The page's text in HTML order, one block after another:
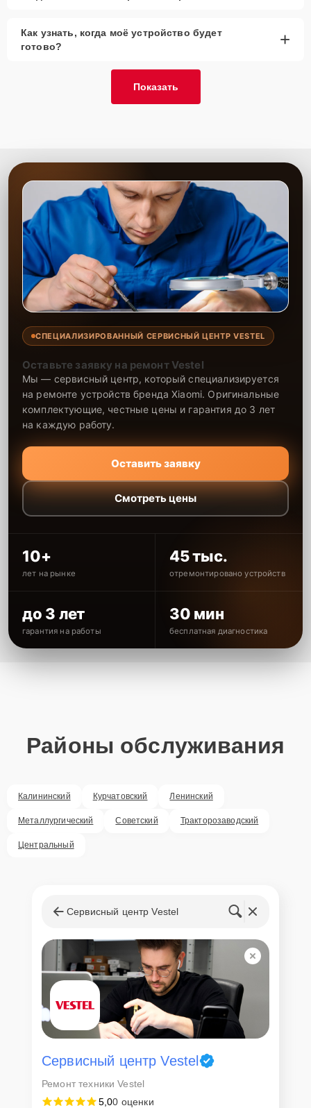
Как узнать, когда моё устройство будет
готово?
+
Показать
СПЕЦИАЛИЗИРОВАННЫЙ СЕРВИСНЫЙ ЦЕНТР VESTEL
Оставьте заявку на ремонт Vestel
Мы — сервисный центр, который специализируется
на ремонте устройств бренда Xiaomi. Оригинальные
комплектующие, честные цены и гарантия до 3 лет
на каждую работу.
Оставить заявку
Смотреть цены
10+
лет на рынке
45 тыс.
отремонтировано устройств
до 3 лет
гарантия на работы
30 мин
бесплатная диагностика
Районы обслуживания
Калининский Курчатовский Ленинский
Металлургический Советский Тракторозаводский
Центральный
Сервисный центр Vestel
Сервисный центр Vestel
Ремонт техники Vestel
5,00 оценки